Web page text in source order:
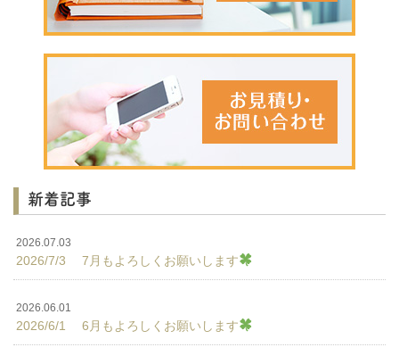
新着記事
2026.07.03
2026/7/3 7月もよろしくお願いします
2026.06.01
2026/6/1 6月もよろしくお願いします